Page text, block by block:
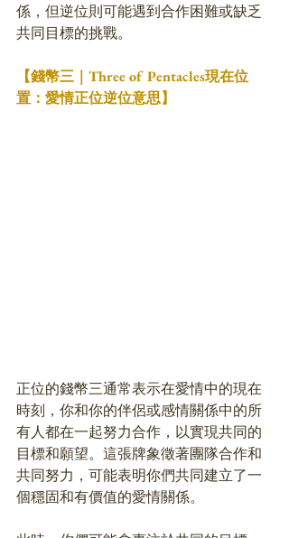
係，但逆位則可能遇到合作困難或缺乏
共同目標的挑戰。
【錢幣三｜Three of Pentacles現在位
置：愛情正位逆位意思】
正位的錢幣三通常表示在愛情中的現在
時刻，你和你的伴侶或感情關係中的所
有人都在一起努力合作，以實現共同的
目標和願望。這張牌象徵著團隊合作和
共同努力，可能表明你們共同建立了一
個穩固和有價值的愛情關係。